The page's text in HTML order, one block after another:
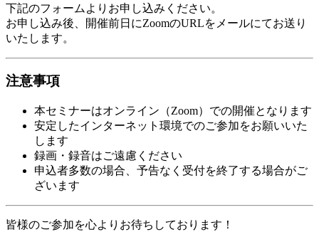
下記のフォームよりお申し込みください。
お申し込み後、開催前日にZoomのURLをメールにてお送り
いたします。
注意事項
本セミナーはオンライン（Zoom）での開催となります
安定したインターネット環境でのご参加をお願いいた
します
録画・録音はご遠慮ください
申込者多数の場合、予告なく受付を終了する場合がご
ざいます
皆様のご参加を心よりお待ちしております！